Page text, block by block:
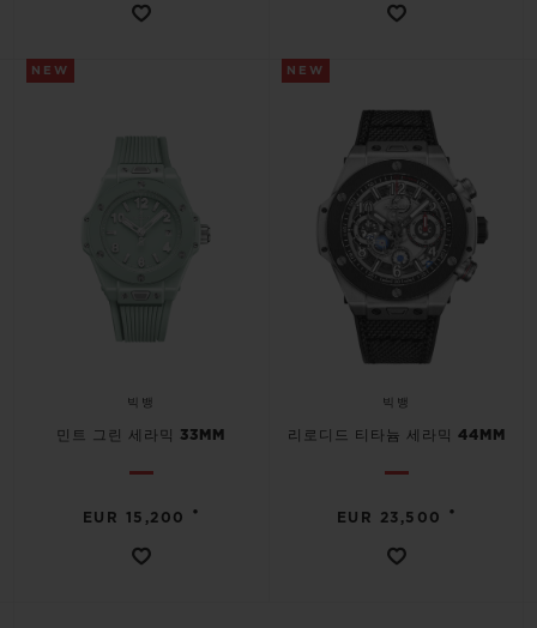
NEW
빅뱅
민트 그린 세라믹 33MM
EUR 15,200 •
NEW
빅뱅
리로디드 티타늄 세라믹 44MM
EUR 23,500 •